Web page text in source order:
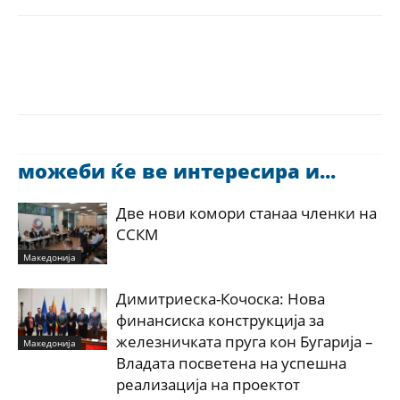
можеби ќе ве интересира и...
Македонија
Две нови комори станаа членки на
ССКМ
Македонија
Димитриеска-Кочоска: Нова
финансиска конструкција за
железничката пруга кон Бугарија –
Владата посветена на успешна
реализација на проектот